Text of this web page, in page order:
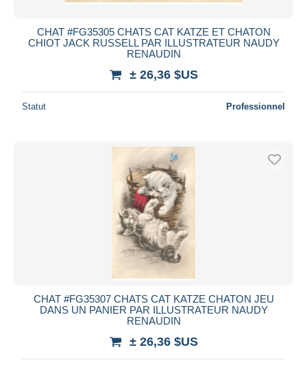
CHAT #FG35305 CHATS CAT KATZE ET CHATON
CHIOT JACK RUSSELL PAR ILLUSTRATEUR NAUDY
RENAUDIN
± 26,36 $US
Statut Professionnel
CHAT #FG35307 CHATS CAT KATZE CHATON JEU
DANS UN PANIER PAR ILLUSTRATEUR NAUDY
RENAUDIN
± 26,36 $US